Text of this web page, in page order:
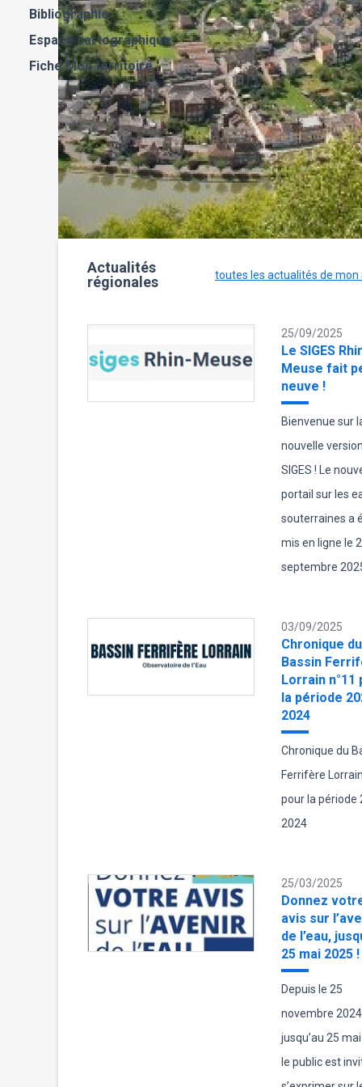
Bibliographie
Espace cartographique
Fiche Mon territoire
Actualités
régionales
toutes les actualités de mon
25/09/2025
Le SIGES
Meuse fait
neuve !
Bienvenue sur
nouvelle
SIGES ! Le
portail sur les
souterraines a
mis en ligne le
septembre
03/09/2025
Chronique du
Bassin
Lorrain n°11
la période
2024
Chronique du
Ferrifère
pour la période
2024
25/03/2025
Donnez
avis sur
de l’eau,
25 mai 2025 !
Depuis le 25
novembre
jusqu’au 25
le public est